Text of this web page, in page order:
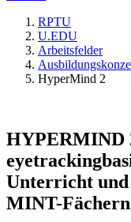
RPTU
U.EDU
Arbeitsfelder
HyperMind 2
HYPERMIND
Unterricht
MINT-Fächern